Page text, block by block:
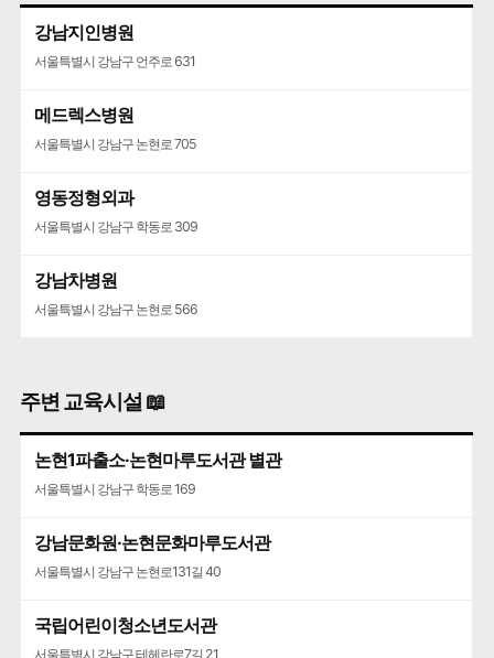
강남지인병원
서울특별시 강남구 언주로 631
메드렉스병원
서울특별시 강남구 논현로 705
영동정형외과
서울특별시 강남구 학동로 309
강남차병원
서울특별시 강남구 논현로 566
주변 교육시설 📖
논현1파출소·논현마루도서관 별관
서울특별시 강남구 학동로 169
강남문화원·논현문화마루도서관
서울특별시 강남구 논현로131길 40
국립어린이청소년도서관
서울특별시 강남구 테헤란로7길 21